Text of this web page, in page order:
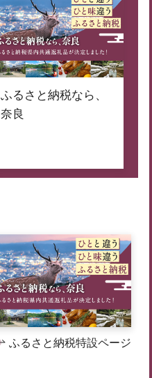
ふるさと納税なら、
奈良
ふるさと納税特設ページ